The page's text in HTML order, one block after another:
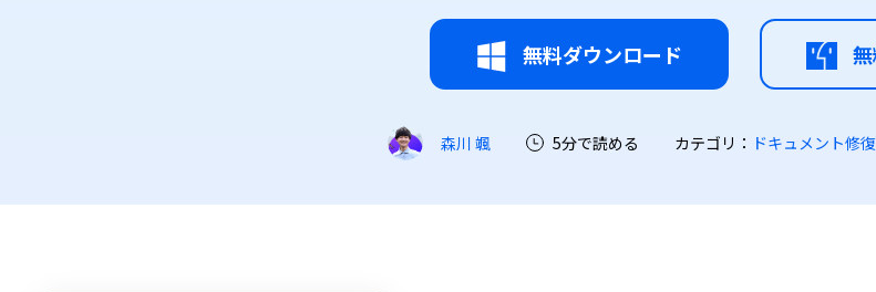
無料ダウンロード
森川 颯 5分で読める カテゴリ： ドキュメント修復